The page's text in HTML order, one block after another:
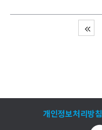
개인정보처리방침